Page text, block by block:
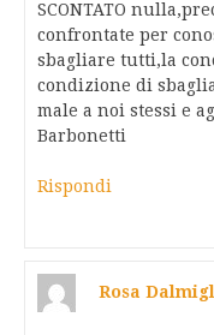
SCONTATO
confrontate per
sbagliare tutti,la
condizione di
male a noi stessi e
Barbonetti
Rispondi
Rosa